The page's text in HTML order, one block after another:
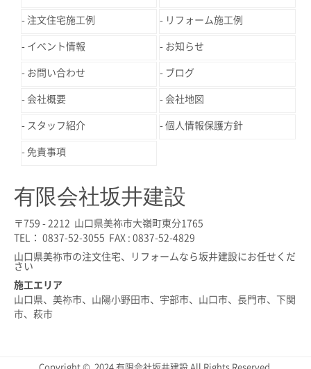
注文住宅施工例 リフォーム施工例
イベント情報 お知らせ
お問い合わせ ブログ
会社概要 会社地図
スタッフ紹介 個人情報保護方針
免責事項
有限会社坂井建設
〒759 - 2212 山口県美祢市大嶺町東分1765
TEL： 0837-52-3055 FAX : 0837-52-4829
山口県美祢市の注文住宅、リフォームなら坂井建設にお任せくだ
さい
施工エリア
山口県、美祢市、山陽小野田市、宇部市、山口市、長門市、下関
市、萩市
Copyright © 2024 有限会社坂井建設 All Rights Reserved.